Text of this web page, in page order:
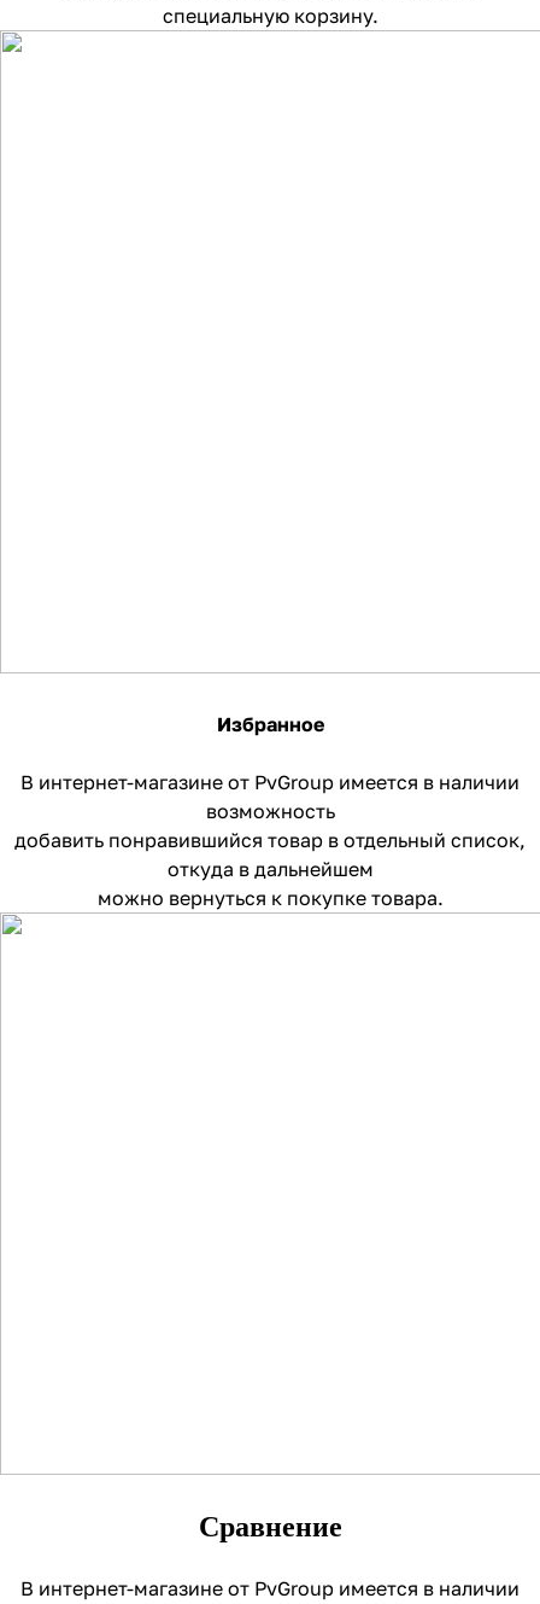
специальную корзину.
Избранное
В интернет-магазине от PvGroup имеется в наличии
возможность
добавить понравившийся товар в отдельный список,
откуда в дальнейшем
можно вернуться к покупке товара.
Сравнение
В интернет-магазине от PvGroup имеется в наличии